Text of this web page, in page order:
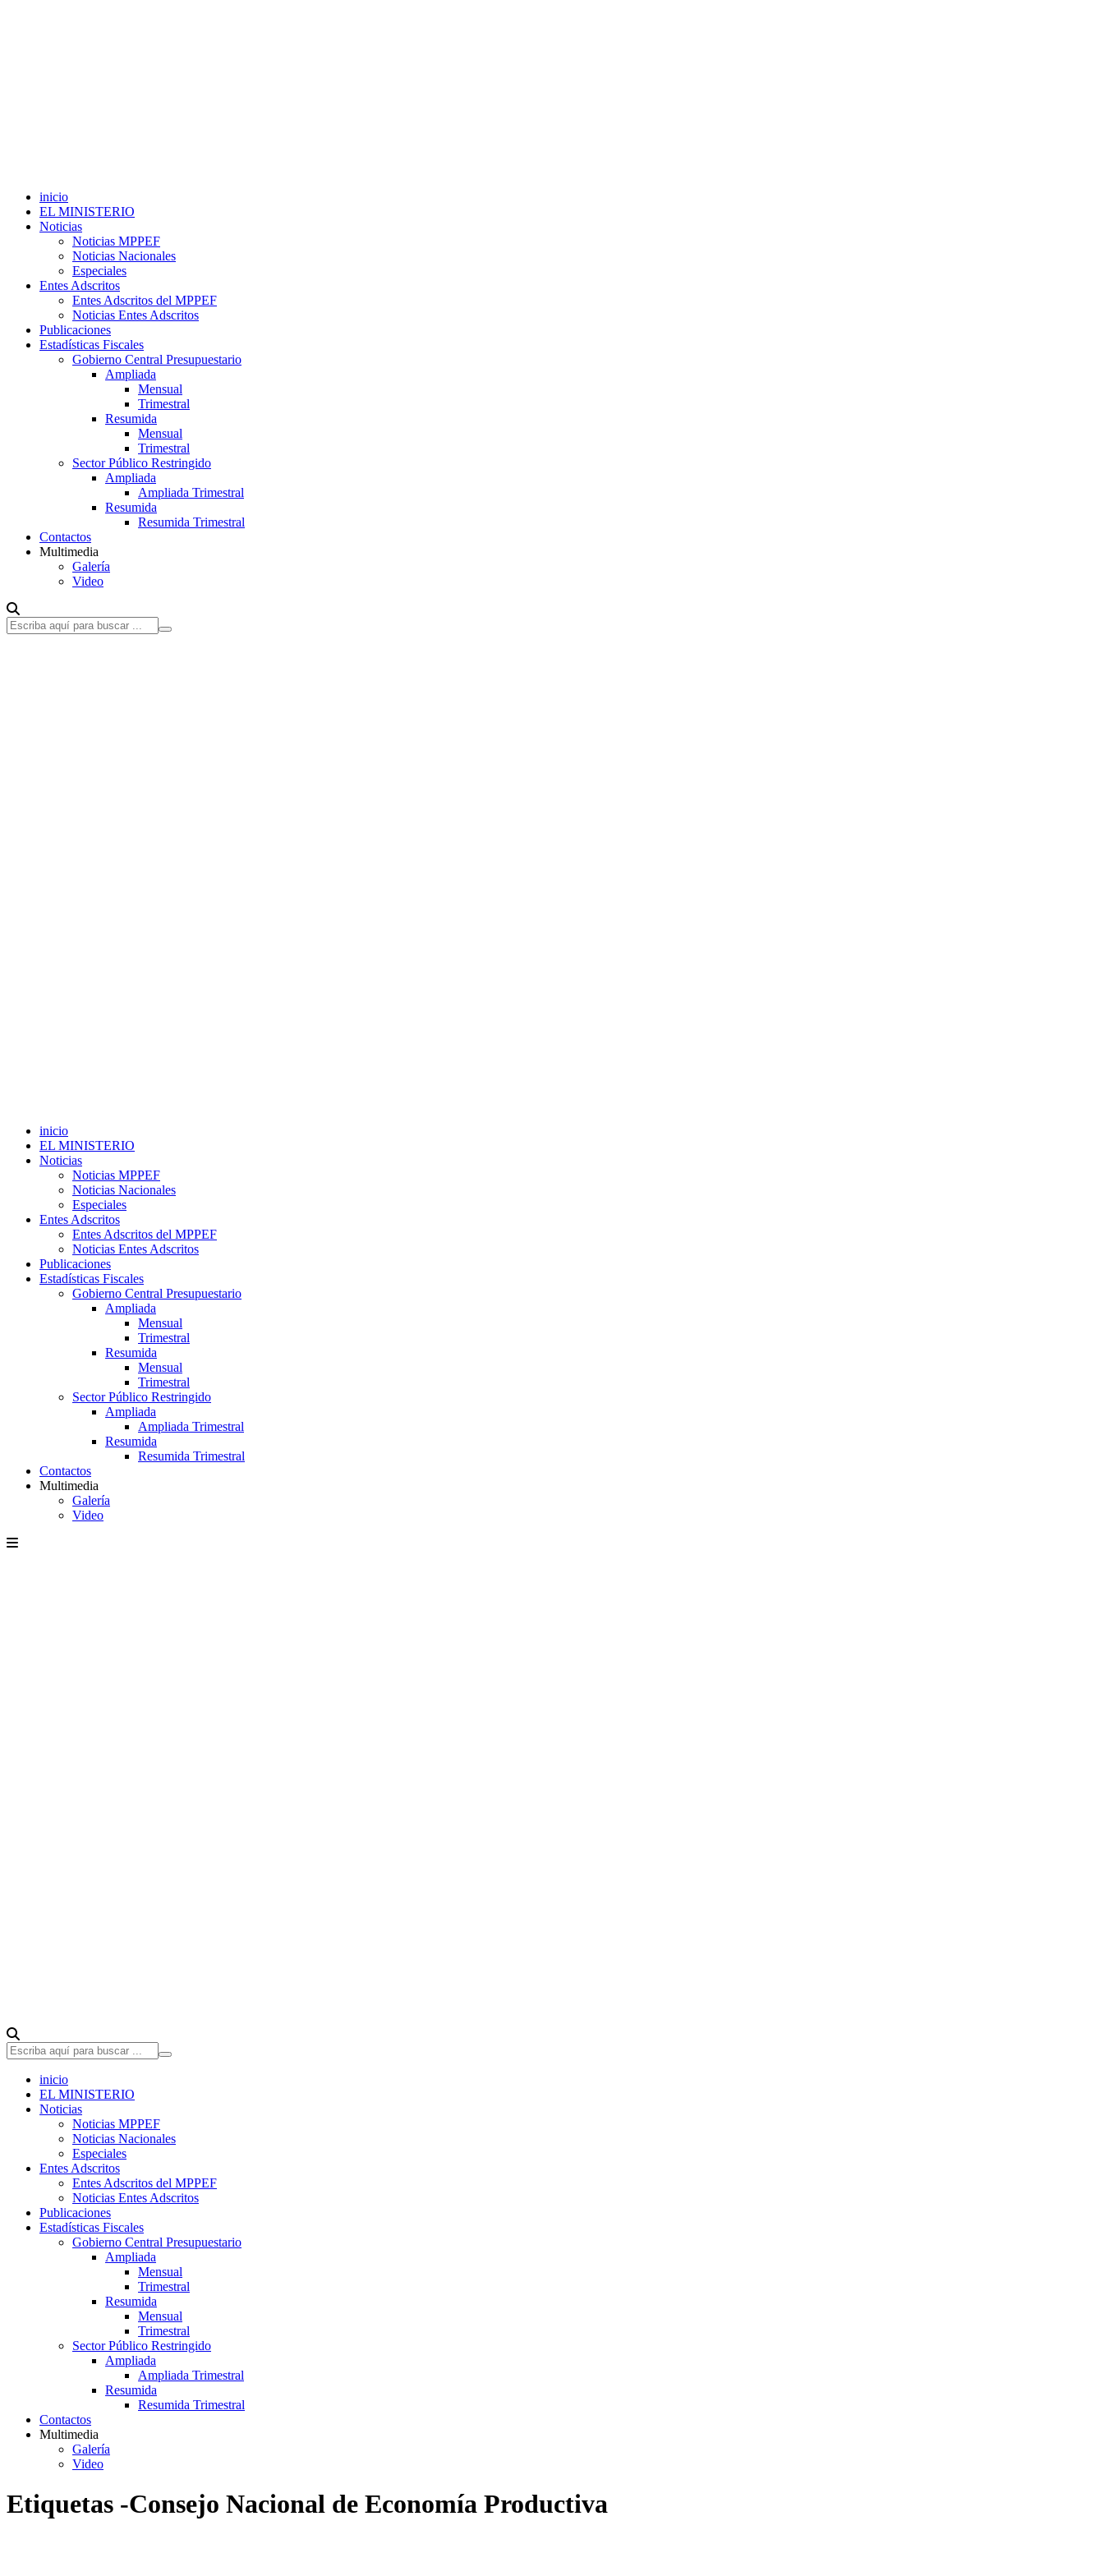
inicio
EL MINISTERIO
Noticias
Noticias MPPEF
Noticias Nacionales
Especiales
Entes Adscritos
Entes Adscritos del MPPEF
Noticias Entes Adscritos
Publicaciones
Estadísticas Fiscales
Gobierno Central Presupuestario
Ampliada
Mensual
Trimestral
Resumida
Mensual
Trimestral
Sector Público Restringido
Ampliada
Ampliada Trimestral
Resumida
Resumida Trimestral
Contactos
Multimedia
Galería
Video
inicio
EL MINISTERIO
Noticias
Noticias MPPEF
Noticias Nacionales
Especiales
Entes Adscritos
Entes Adscritos del MPPEF
Noticias Entes Adscritos
Publicaciones
Estadísticas Fiscales
Gobierno Central Presupuestario
Ampliada
Mensual
Trimestral
Resumida
Mensual
Trimestral
Sector Público Restringido
Ampliada
Ampliada Trimestral
Resumida
Resumida Trimestral
Contactos
Multimedia
Galería
Video
inicio
EL MINISTERIO
Noticias
Noticias MPPEF
Noticias Nacionales
Especiales
Entes Adscritos
Entes Adscritos del MPPEF
Noticias Entes Adscritos
Publicaciones
Estadísticas Fiscales
Gobierno Central Presupuestario
Ampliada
Mensual
Trimestral
Resumida
Mensual
Trimestral
Sector Público Restringido
Ampliada
Ampliada Trimestral
Resumida
Resumida Trimestral
Contactos
Multimedia
Galería
Video
Etiquetas -Consejo Nacional de Economía Productiva